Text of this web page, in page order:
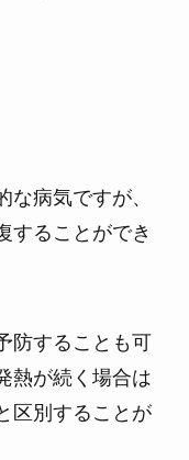
病気ですが、
することができ
防することも可
熱が続く場合は
区別することが